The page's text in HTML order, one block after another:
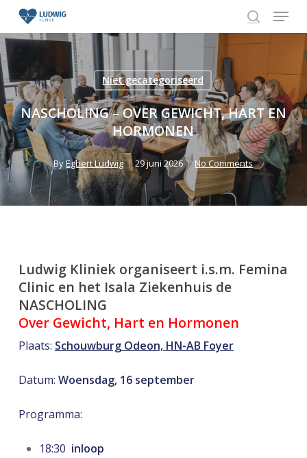
Skip
main
content
search
Menu
Niet gecategoriseerd
NASCHOLING – OVER GEWICHT, HART EN
HORMONEN
By Egbert Ludwig 29 juni 2026 No Comments
Ludwig Kliniek organiseert i.s.m. Femina
Clinic en het Isala Ziekenhuis de
NASCHOLING
Over Gewicht, Hart en Hormonen
Plaats: Schouwburg Odeon, HN-AB Foyer
Datum: Woensdag, 16 september
Programma:
18:30 inloop